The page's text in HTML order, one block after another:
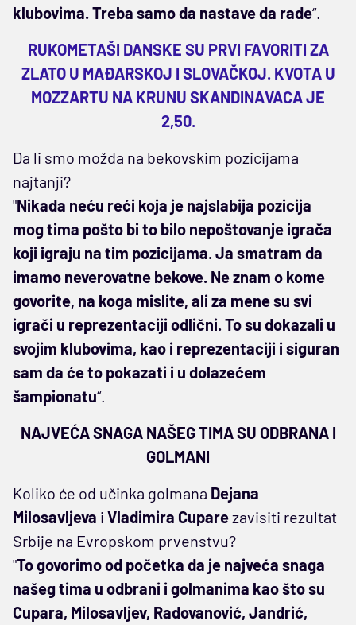
klubovima. Treba samo da nastave da rade“.
RUKOMETAŠI DANSKE SU PRVI FAVORITI ZA
ZLATO U MAĐARSKOJ I SLOVAČKOJ. KVOTA U
MOZZARTU NA KRUNU SKANDINAVACA JE
2,50.
Da li smo možda na bekovskim pozicijama
najtanji?
"Nikada neću reći koja je najslabija pozicija
mog tima pošto bi to bilo nepoštovanje igrača
koji igraju na tim pozicijama. Ja smatram da
imamo neverovatne bekove. Ne znam o kome
govorite, na koga mislite, ali za mene su svi
igrači u reprezentaciji odlični. To su dokazali u
svojim klubovima, kao i reprezentaciji i siguran
sam da će to pokazati i u dolazećem
šampionatu“.
NAJVEĆA SNAGA NAŠEG TIMA SU ODBRANA I
GOLMANI
Koliko će od učinka golmana Dejana
Milosavljeva i Vladimira Cuparezavisiti rezultat
Srbije na Evropskom prvenstvu?
"To govorimo od početka da je najveća snaga
našeg tima u odbrani i golmanima kao što su
Cupara, Milosavljev, Radovanović, Jandrić,